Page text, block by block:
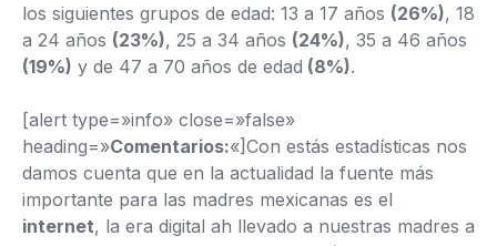
los siguientes grupos de edad: 13 a 17 años (26%), 18
a 24 años (23%), 25 a 34 años (24%), 35 a 46 años
(19%) y de 47 a 70 años de edad (8%).
[alert type=»info» close=»false»
heading=»Comentarios:«]Con estás estadísticas nos
damos cuenta que en la actualidad la fuente más
importante para las madres mexicanas es el
internet, la era digital ah llevado a nuestras madres a